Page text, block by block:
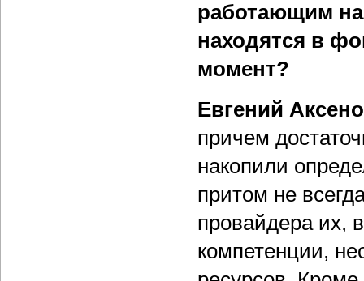
работающим на
находятся в
момент?
Евгений
причем
накопили
притом не
провайдера их,
компетенции,